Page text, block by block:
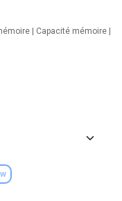
| Capacité mémoire |